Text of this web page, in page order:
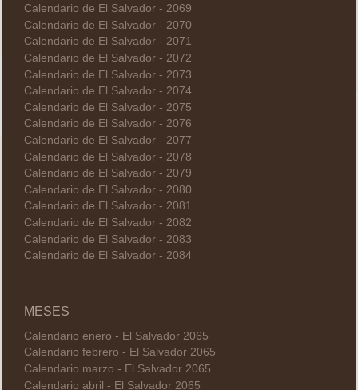
Calendario de El Salvador - 2069
Calendario de El Salvador - 2070
Calendario de El Salvador - 2071
Calendario de El Salvador - 2072
Calendario de El Salvador - 2073
Calendario de El Salvador - 2074
Calendario de El Salvador - 2075
Calendario de El Salvador - 2076
Calendario de El Salvador - 2077
Calendario de El Salvador - 2078
Calendario de El Salvador - 2079
Calendario de El Salvador - 2080
Calendario de El Salvador - 2081
Calendario de El Salvador - 2082
Calendario de El Salvador - 2083
Calendario de El Salvador - 2084
MESES
Calendario enero - El Salvador 2065
Calendario febrero - El Salvador 2065
Calendario marzo - El Salvador 2065
Calendario abril - El Salvador 2065